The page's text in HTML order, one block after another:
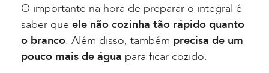
O importante na hora de preparar o integral é
saber que ele não cozinha tão rápido quanto
o branco. Além disso, também precisa de um
pouco mais de água para ficar cozido.